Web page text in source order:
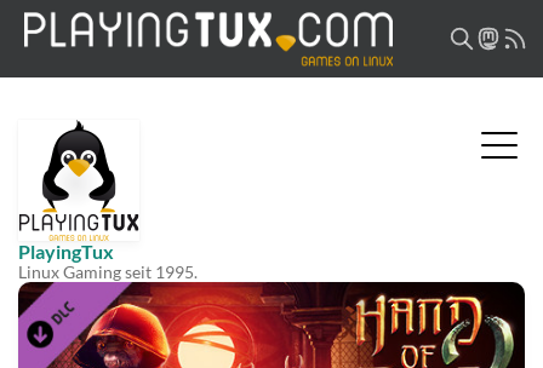
PlayingTux
Linux Gaming seit 1995.